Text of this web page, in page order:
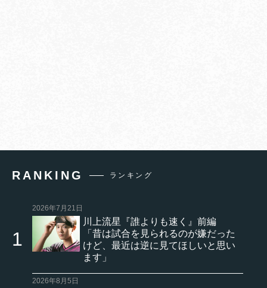
RANKING ランキング
2026年7月21日
川上流星『誰よりも速く』前編
「昔は試合を見られるのが嫌だった
けど、最近は逆に見てほしいと思い
ます」
2026年8月5日